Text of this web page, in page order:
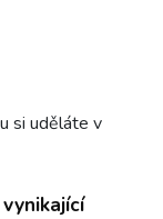
si uděláte v